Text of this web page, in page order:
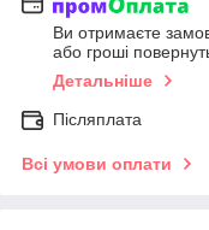
Ви отримаєте
або гроші
Детальніше
Післяплата
Всі умови оплати